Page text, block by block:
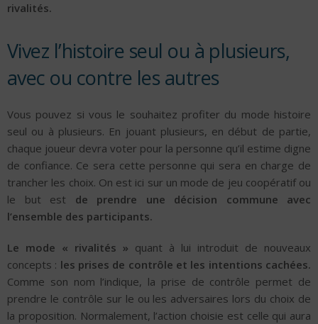
rivalités.
Vivez l’histoire seul ou à plusieurs,
avec ou contre les autres
Vous pouvez si vous le souhaitez profiter du mode histoire
seul ou à plusieurs. En jouant plusieurs, en début de partie,
chaque joueur devra voter pour la personne qu’il estime digne
de confiance. Ce sera cette personne qui sera en charge de
trancher les choix. On est ici sur un mode de jeu coopératif ou
le but est de prendre une décision commune avec
l’ensemble des participants.
Le mode « rivalités » quant à lui introduit de nouveaux
concepts : les prises de contrôle et les intentions cachées.
Comme son nom l’indique, la prise de contrôle permet de
prendre le contrôle sur le ou les adversaires lors du choix de
la proposition. Normalement, l’action choisie est celle qui aura